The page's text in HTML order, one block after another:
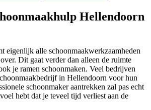
Hellendoorn
eigenlijk alle schoonmaakwerkzaamheden
Dit gaat verder dan alleen de ruimte
je ramen schoonmaken. Veel bedrijven
in Hellendoorn voor hun
schoonmaker aantrekken zal pas echt
hebt dat je teveel tijd verliest aan de